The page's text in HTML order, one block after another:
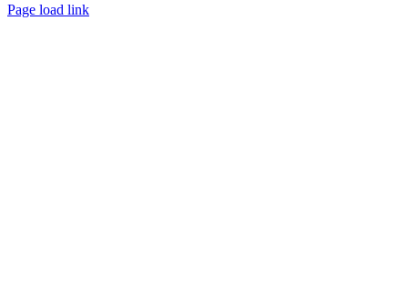
Page load link